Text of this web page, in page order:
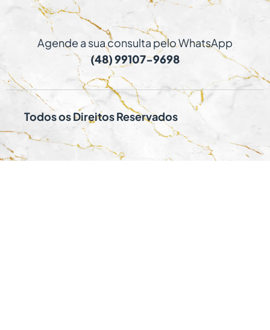
Agende a sua consulta pelo WhatsApp
(48) 99107-9698
Todos os Direitos Reservados